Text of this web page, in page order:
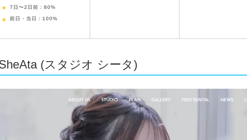
7日〜2日前：80%
前日・当日：100%
(スタジオ シータ)